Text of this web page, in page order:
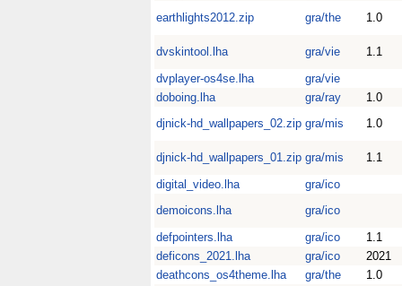
earthlights2012.zip
gra/the 1.0
dvskintool.lha gra/vie
1.1
dvplayer-os4se.lha
gra/vie
doboing.lha
gra/ray
1.0
djnick-hd_wallpapers_02.zip gra/mis 1.0
djnick-hd_wallpapers_01.zip gra/mis
1.1
digital_video.lha
gra/ico
demoicons.lha
gra/ico
defpointers.lha
gra/ico
1.1
deficons_2021.lha
gra/ico
2021
deathcons_os4theme.lha
gra/the
1.0